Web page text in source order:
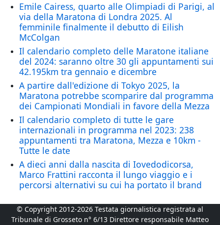
Emile Cairess, quarto alle Olimpiadi di Parigi, al
via della Maratona di Londra 2025. Al
femminile finalmente il debutto di Eilish
McColgan
Il calendario completo delle Maratone italiane
del 2024: saranno oltre 30 gli appuntamenti sui
42.195km tra gennaio e dicembre
A partire dall'edizione di Tokyo 2025, la
Maratona potrebbe scomparire dal programma
dei Campionati Mondiali in favore della Mezza
Il calendario completo di tutte le gare
internazionali in programma nel 2023: 238
appuntamenti tra Maratona, Mezza e 10km -
Tutte le date
A dieci anni dalla nascita di Iovedodicorsa,
Marco Frattini racconta il lungo viaggio e i
percorsi alternativi su cui ha portato il brand
© Copyright 2012-2026 Testata giornalistica registrata al
Tribunale di Grosseto n° 6/13 Direttore responsabile Matteo